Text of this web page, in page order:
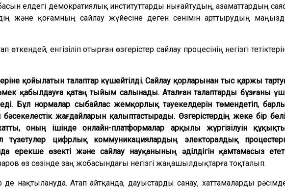
елдегі демократиялық институттарды нығайтудың, азаматтардың
және қоғамның сайлау жүйесіне деген сенімін арттырудың
енгізіліп отырған өзгерістер сайлау процесінің негізгі
қойылатын талаптар күшейтілді. Сайлау қорларынан тыс қаржы
қабылдауға қатаң тыйым салынады. Аталған талаптарды бұзғаны
Бұл нормалар сыбайлас жемқорлық тәуекелдерін төмендетіп,
бәсекелестік жағдайларын қалыптастырады. Өзгерістердің жеке бір
оның ішінде онлайн-платформалар арқылы жүргізілуін
түзетулер цифрлық коммуникациялардың электоралдық
ерекше өзекті және сайлау науқанының әділдігін қамтамасыз
өз сөзінде заң жобасындағы негізгі жаңашылдықтарға тоқталып.
де нақтылануда. Атап айтқанда, дауыстарды санау, хаттамаларды